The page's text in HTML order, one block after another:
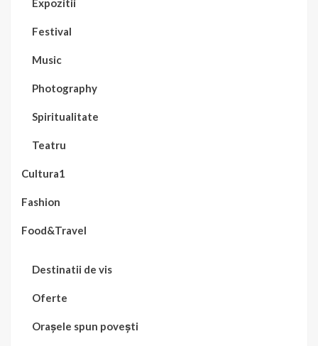
Expozitii
Festival
Music
Photography
Spiritualitate
Teatru
Cultura1
Fashion
Food&Travel
Destinatii de vis
Oferte
Orașele spun povești